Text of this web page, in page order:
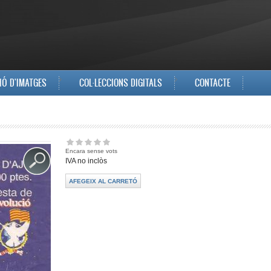
D'IMATGES COL·LECCIONS DIGITALS CONTACTE
Encara sense vots
IVA no inclòs